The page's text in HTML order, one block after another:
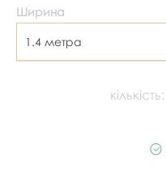
Ширина
1.4 метра
кількість: